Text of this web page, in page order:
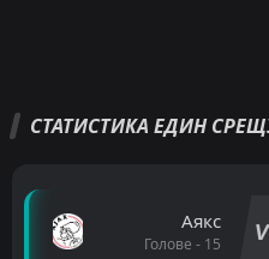
СТАТИСТИКА ЕДИН
Аякс
Голове - 15